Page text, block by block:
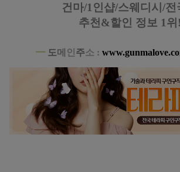
건마/1인샵/스웨디시/전
추천&할인 정보 1위
━ 도메 인 주소 :